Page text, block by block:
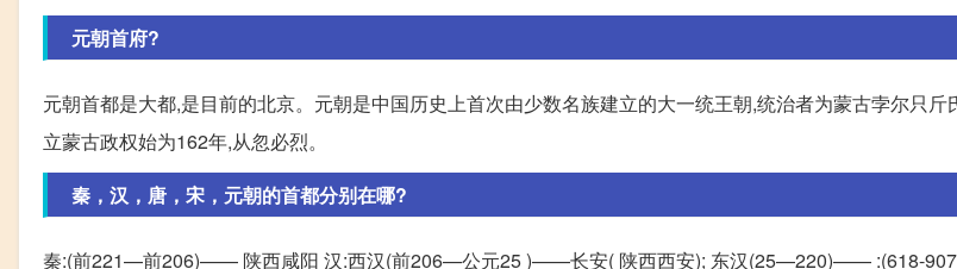
元朝首府?
元朝首都是大都,是目前的北京。元朝是中国历史上首次由少数名族建立的大一统王朝,统治者为蒙古孛尔只斤
立蒙古政权始为162年,从忽必烈。
秦，汉，唐，宋，元朝的首都分别在哪?
秦:(前221—前206)—— 陕西咸阳 汉:西汉(前206—公元25 )——长安( 陕西西安); 东汉(25—220)—— :(618-